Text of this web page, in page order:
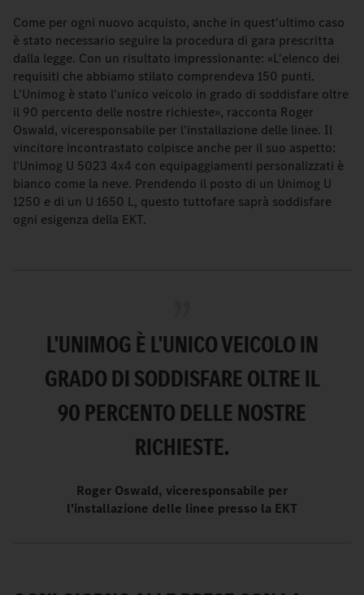
Come per ogni nuovo acquisto, anche in quest'ultimo caso
è stato necessario seguire la procedura di gara prescritta
dalla legge. Con un risultato impressionante: «L'elenco dei
requisiti che abbiamo stilato comprendeva 150 punti.
L'Unimog è stato l'unico veicolo in grado di soddisfare oltre
il 90 percento delle nostre richieste», racconta Roger
Oswald, viceresponsabile per l'installazione delle linee. Il
vincitore incontrastato colpisce anche per il suo aspetto:
l'Unimog U 5023 4x4 con equipaggiamenti personalizzati è
bianco come la neve. Prendendo il posto di un Unimog U
1250 e di un U 1650 L, questo tuttofare saprà soddisfare
ogni esigenza della EKT.
L'UNIMOG È L'UNICO VEICOLO IN
GRADO DI SODDISFARE OLTRE IL
90 PERCENTO DELLE NOSTRE
RICHIESTE.
Roger Oswald, viceresponsabile per
l'installazione delle linee presso la EKT